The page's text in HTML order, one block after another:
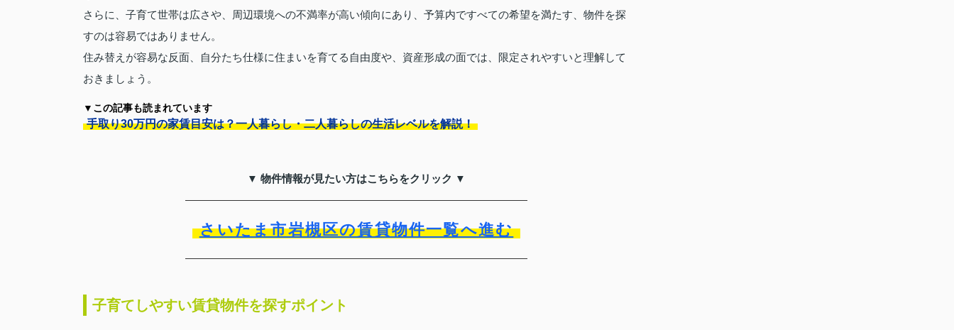
さらに、子育て世帯は広さや、周辺環境への不満率が高い傾向にあり、予算内ですべての希望を満たす、物件を探
すのは容易ではありません。
住み替えが容易な反面、自分たち仕様に住まいを育てる自由度や、資産形成の面では、限定されやすいと理解して
おきましょう。
▼この記事も読まれています
手取り30万円の家賃目安は？一人暮らし・二人暮らしの生活レベルを解説！
▼ 物件情報が見たい方はこちらをクリック ▼
さいたま市岩槻区の賃貸物件一覧へ進む
子育てしやすい賃貸物件を探すポイント